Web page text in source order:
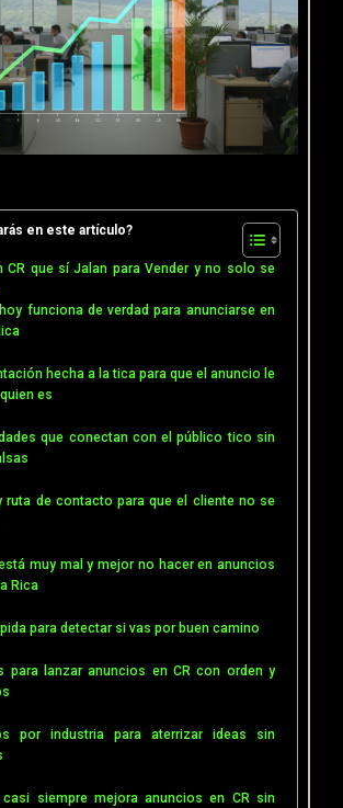
en este artículo?
CR que sí Jalan para Vender y no solo se
funciona de verdad para anunciarse en
hecha a la tica para que el anuncio le
es
que conectan con el público tico sin
ruta de contacto para que el cliente no se
muy mal y mejor no hacer en anuncios
Rica
para detectar si vas por buen camino
para lanzar anuncios en CR con orden y
por industria para aterrizar ideas sin
casi siempre mejora anuncios en CR sin